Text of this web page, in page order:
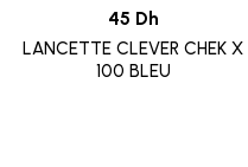
45 Dh
LANCETTE CLEVER CHEK X
100 BLEU